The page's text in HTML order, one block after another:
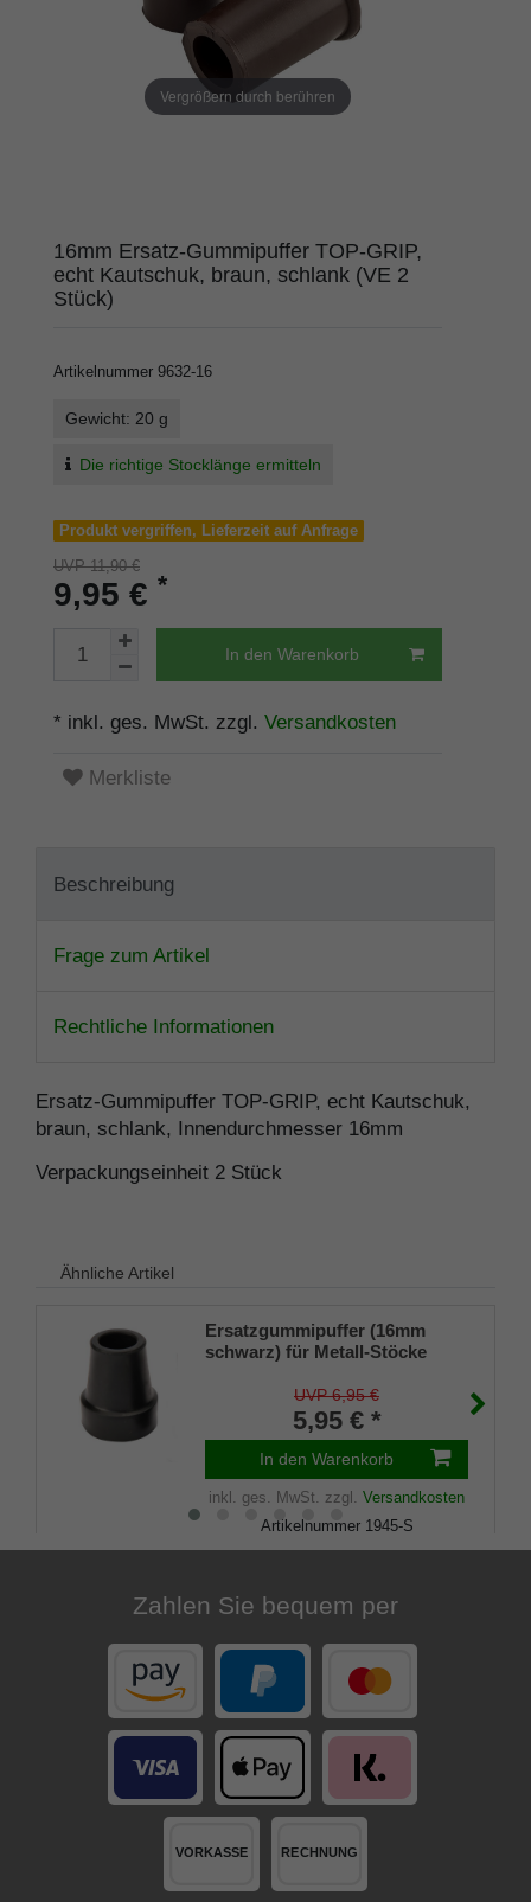
Vergrößern durch berühren
16mm Ersatz-Gummipuffer TOP-GRIP,
echt Kautschuk, braun, schlank (VE 2
Stück)
Artikelnummer 9632-16
Gewicht: 20 g
Die richtige Stocklänge ermitteln
Produkt vergriffen, Lieferzeit auf Anfrage
UVP 11,90 €
9,95 € *
In den Warenkorb
* inkl. ges. MwSt. zzgl. Versandkosten
Merkliste
Beschreibung
Frage zum Artikel
Rechtliche Informationen
Ersatz-Gummipuffer TOP-GRIP, echt Kautschuk,
braun, schlank, Innendurchmesser 16mm
Verpackungseinheit 2 Stück
Ähnliche Artikel
Ersatzgummipuffer (16mm
schwarz) für Metall-Stöcke
ca. 16mm) mit Metalleinlage
(VE 1 Stück)
UVP 6,95 €
5,95 € *
In den Warenkorb
inkl. ges. MwSt. zzgl. Versandkosten
Artikelnummer 1945-S
Merkliste
Zahlen Sie bequem per